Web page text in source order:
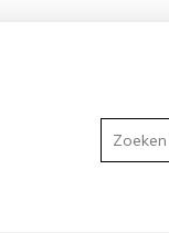
Zoeken